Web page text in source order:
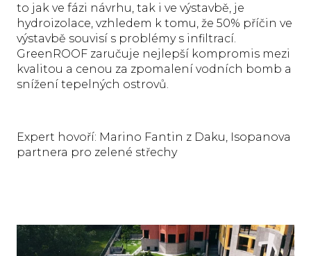
to jak ve fázi návrhu, tak i ve výstavbě, je
hydroizolace, vzhledem k tomu, že 50% příčin ve
výstavbě souvisí s problémy s infiltrací.
GreenROOF zaručuje nejlepší kompromis mezi
kvalitou a cenou za zpomalení vodních bomb a
snížení tepelných ostrovů.
Expert hovoří: Marino Fantin z Daku, Isopanova
partnera pro zelené střechy